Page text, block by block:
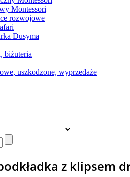
Montessori
rozwojowe
Dusyma
biżuteria
uszkodzone, wyprzedaże
z klipsem